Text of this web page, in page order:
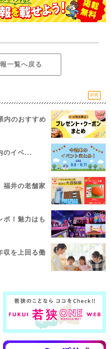
一覧へ戻る
PR
内のおすすめ
のイベ...
福井の老舗家
ポ！魅力はも
収を上回る働